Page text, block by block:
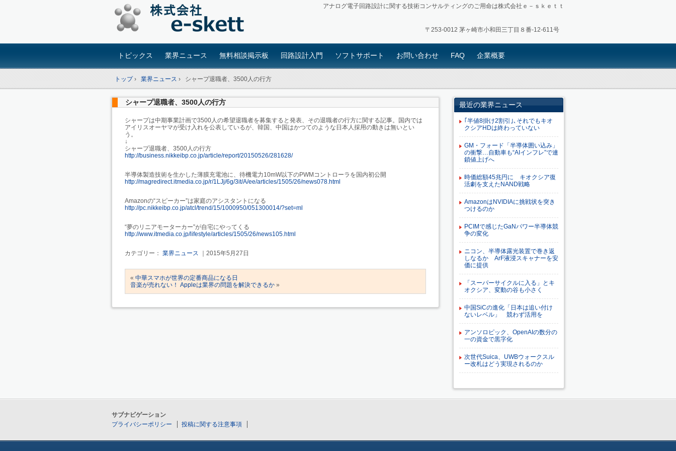
アナログ電子回路設計に関する技術コンサルティングのご用命は株式会社ｅ－ｓｋｅｔｔ
〒253-0012 茅ヶ崎市小和田三丁目８番-12-611号
トピックス 業界ニュース 無料相談掲示板 回路設計入門 ソフトサポート お問い合わせ FAQ 企業概要
トップ› 業界ニュース› シャープ退職者、3500人の行方
シャープ退職者、3500人の行方
シャープは中期事業計画で3500人の希望退職者を募集すると発表、その退職者の行方に関する記事。国内では
アイリスオーヤマが受け入れを公表しているが、韓国、中国はかつてのような日本人採用の動きは無いとい
う。
↓
シャープ退職者、3500人の行方
http://business.nikkeibp.co.jp/article/report/20150526/281628/
半導体製造技術を生かした薄膜充電池に、待機電力10mW以下のPWMコントローラを国内初公開
http://magredirect.itmedia.co.jp/r/1LJj/6g/3it/A/ee/articles/1505/26/news078.html
Amazonの“スピーカー”は家庭のアシスタントになる
http://pc.nikkeibp.co.jp/atcl/trend/15/1000950/051300014/?set=ml
“夢のリニアモーターカー”が自宅にやってくる
http://www.itmedia.co.jp/lifestyle/articles/1505/26/news105.html
カテゴリー： 業界ニュース ｜2015年5月27日
« 中華スマホが世界の定番商品になる日
音楽が売れない！ Appleは業界の問題を解決できるか »
最近の業界ニュース
｢半値8掛け2割引｣､それでもキオ
クシアHDは終わっていない
GM・フォード「半導体囲い込み」
の衝撃…自動車も“AIインフレ”で連
鎖値上げへ
時価総額45兆円に キオクシア復
活劇を支えたNAND戦略
AmazonはNVIDIAに挑戦状を突き
つけるのか
PCIMで感じたGaNパワー半導体競
争の変化
ニコン、半導体露光装置で巻き返
しなるか ArF液浸スキャナーを安
価に提供
「スーパーサイクルに入る」とキ
オクシア、変動の谷も小さく
中国SiCの進化「日本は追い付け
ないレベル」 競わず活用を
アンソロピック、OpenAIの数分の
一の資金で黒字化
次世代Suica、UWBウォークスル
ー改札はどう実現されるのか
サブナビゲーション
プライバシーポリシー
投稿に関する注意事項